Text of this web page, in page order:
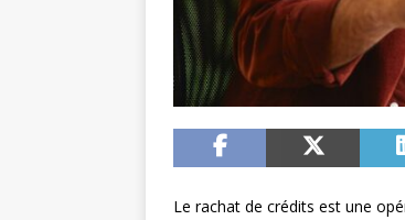
Le rachat de crédits est une